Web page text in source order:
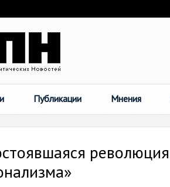
Публикации Мнения